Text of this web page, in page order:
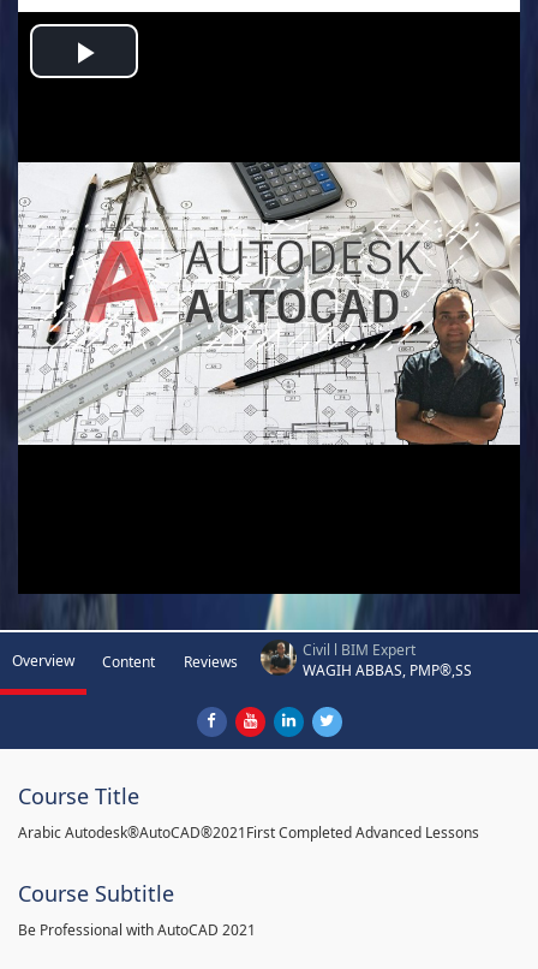
Play
Overview Content Reviews
Civil l BIM Expert
WAGIH ABBAS, PMP®,SS
Course Title
Arabic Autodesk®AutoCAD®2021First Completed Advanced Lessons
Course Subtitle
Be Professional with AutoCAD 2021